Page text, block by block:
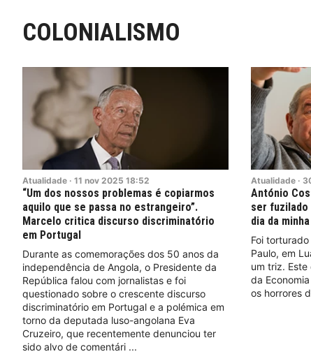
COLONIALISMO
Atualidade · 11 nov 2025 18:52
“Um dos nossos problemas é copiarmos
aquilo que se passa no estrangeiro”.
Marcelo critica discurso discriminatório
em Portugal
Durante as comemorações dos 50 anos da
independência de Angola, o Presidente da
República falou com jornalistas e foi
questionado sobre o crescente discurso
discriminatório em Portugal e a polémica em
torno da deputada luso-angolana Eva
Cruzeiro, que recentemente denunciou ter
sido alvo de comentári
Atualidade ·
António
ser
dia da
Foi
Paulo, em
um triz.
da
os horrores